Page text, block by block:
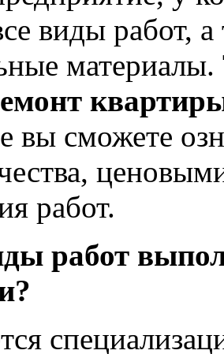
виды работ,
квартир
вы сможете
работ.
работ